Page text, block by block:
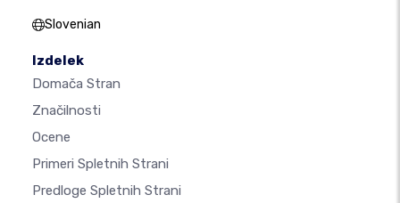
Slovenian
Izdelek
Domača Stran
Značilnosti
Ocene
Primeri Spletnih Strani
Predloge Spletnih Strani